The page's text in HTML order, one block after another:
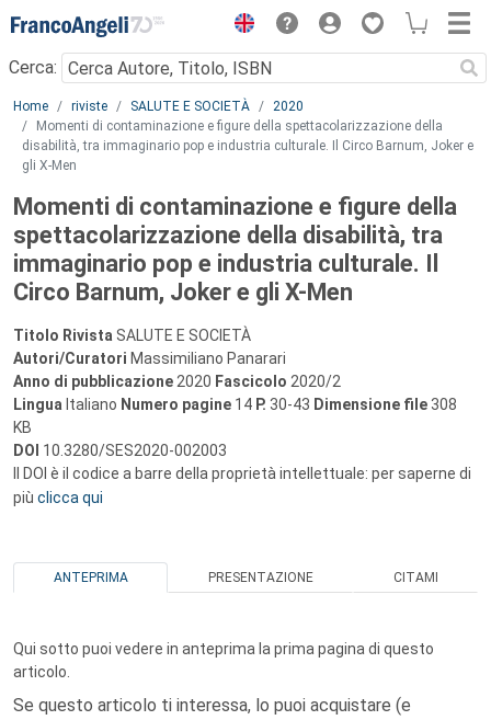
Menu
Cerca:
Main content
Home riviste SALUTE E SOCIETÀ
2020
Momenti di contaminazione e figure della spettacolarizzazione della
disabilità, tra immaginario pop e industria culturale. Il Circo Barnum, Joker e
gli X-Men
Momenti di contaminazione e figure della
spettacolarizzazione della disabilità, tra
immaginario pop e industria culturale. Il
Circo Barnum, Joker e gli X-Men
Titolo Rivista SALUTE E SOCIETÀ
Autori/Curatori Massimiliano Panarari
Anno di pubblicazione 2020 Fascicolo 2020/2
Lingua Italiano Numero pagine 14 P. 30-43 Dimensione file 308
KB
DOI 10.3280/SES2020-002003
Il DOI è il codice a barre della proprietà intellettuale: per saperne di
più clicca qui
ANTEPRIMA PRESENTAZIONE CITAMI
Qui sotto puoi vedere in anteprima la prima pagina di questo
articolo.
Se questo articolo ti interessa, lo puoi acquistare (e